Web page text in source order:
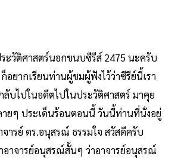
ะวัติศาสตร์นอกขนบซีรีส์ 2475 นะครับ
ยากเรียนท่านผู้ชมผู้ฟังไว้ว่าซีรีย์นี้เรา
บไปในอดีตไปในประวัติศาสตร์ มาคุย
ายๆ ประเด็นร้อนตอนนี้ วันนี้ท่านที่นั่งอยู่
ารย์ ดร.อนุสรณ์ ธรรมใจ สวัสดีครับ
าจารย์อนุสรณ์สั้นๆ ว่าอาจารย์อนุสรณ์